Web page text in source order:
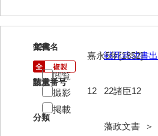
特定歴史公文書
諸家文書
特設文庫
12
文書名
戦死武功書出
請求番号
22諸臣12
分類
藩政文書 ＞
年代
嘉永5年[1852]
数量
12
閲覧
撮影
掲載